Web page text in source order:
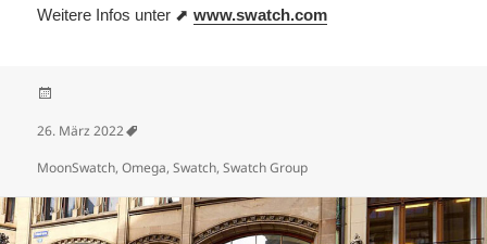
Weitere Infos unter ⬈www.swatch.com
26. März 2022
MoonSwatch,Omega,Swatch,Swatch Group